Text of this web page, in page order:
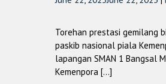
Torehan prestasi gemilang
paskib nasional piala
lapangan SMAN 1 Bangsal
Kemenpora […]